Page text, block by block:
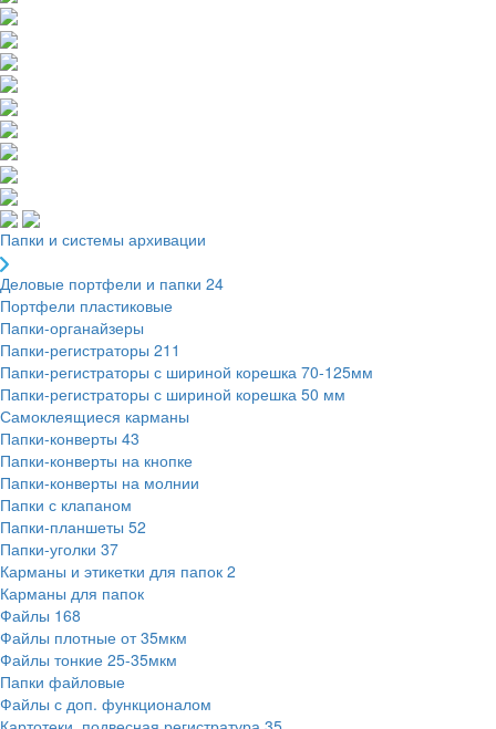
Папки и системы архивации
Деловые портфели и папки 24
Портфели пластиковые
Папки-органайзеры
Папки-регистраторы 211
Папки-регистраторы с шириной корешка 70-125мм
Папки-регистраторы с шириной корешка 50 мм
Самоклеящиеся карманы
Папки-конверты 43
Папки-конверты на кнопке
Папки-конверты на молнии
Папки с клапаном
Папки-планшеты 52
Папки-уголки 37
Карманы и этикетки для папок 2
Карманы для папок
Файлы 168
Файлы плотные от 35мкм
Файлы тонкие 25-35мкм
Папки файловые
Файлы с доп. функционалом